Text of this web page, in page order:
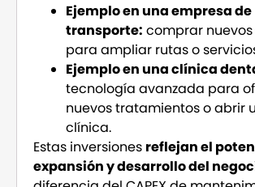
Ejemplo en una empresa de
transporte: comprar
para ampliar rutas o
Ejemplo en una clínica
tecnología avanzada para
nuevos tratamientos o abrir
clínica.
Estas inversiones reflejan el
expansión y desarrollo del